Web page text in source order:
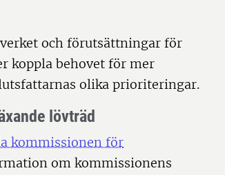
och förutsättningar för
koppla behovet för mer
olika prioriteringar.
lövträd
kommissionen för
om kommissionens